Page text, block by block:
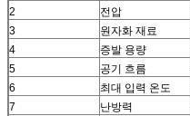
2
전압
3
원자화 재료
4
증발 용량
5
공기 흐름
6
최대 입력 온도
7
난방력